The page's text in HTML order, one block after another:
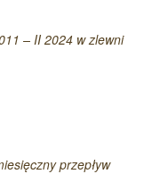
– II 2024 w zlewni
przepływ